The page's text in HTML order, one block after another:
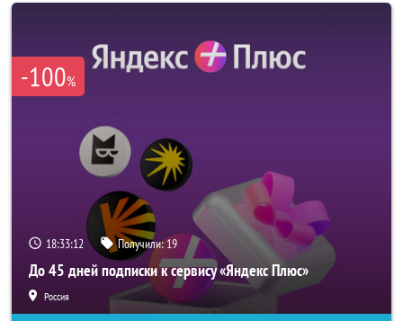
-100%
18:33:10 Получили:19
До 45 дней подписки к сервису «Яндекс Плюс»
Россия